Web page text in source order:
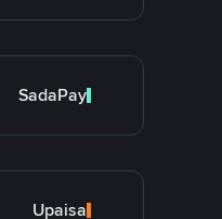
SadaPay
Upaisa